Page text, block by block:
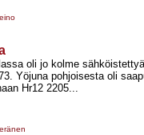
oli jo kolme
Yöjuna pohjoisesta oli
Hr12 2205...